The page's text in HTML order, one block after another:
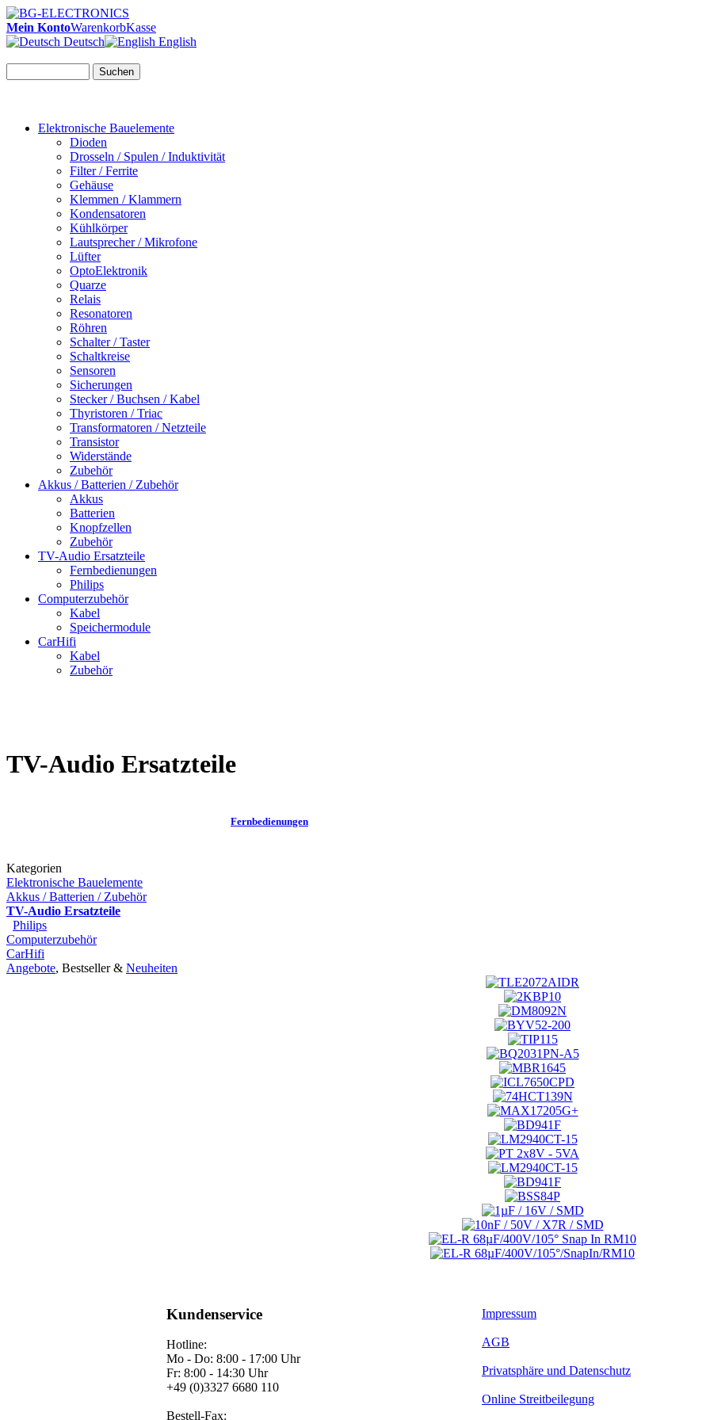
Mein KontoWarenkorbKasse
Deutsch
English
Suchen
Elektronische Bauelemente
Dioden
Drosseln / Spulen / Induktivität
Filter / Ferrite
Gehäuse
Klemmen / Klammern
Kondensatoren
Kühlkörper
Lautsprecher / Mikrofone
Lüfter
OptoElektronik
Quarze
Relais
Resonatoren
Röhren
Schalter / Taster
Schaltkreise
Sensoren
Sicherungen
Stecker / Buchsen / Kabel
Thyristoren / Triac
Transformatoren / Netzteile
Transistor
Widerstände
Zubehör
Akkus / Batterien / Zubehör
Akkus
Batterien
Knopfzellen
Zubehör
TV-Audio Ersatzteile
Fernbedienungen
Philips
Computerzubehör
Kabel
Speichermodule
CarHifi
Kabel
Zubehör
TV-Audio Ersatzteile
Fernbedienungen
Kategorien
Elektronische Bauelemente
Akkus / Batterien / Zubehör
TV-Audio Ersatzteile
Philips
Computerzubehör
CarHifi
Angebote, Bestseller & Neuheiten
Kundenservice
Hotline:
Mo - Do: 8:00 - 17:00 Uhr
Fr: 8:00 - 14:30 Uhr
+49 (0)3327 6680 110
Bestell-Fax:
Impressum
AGB
Privatsphäre und Datenschutz
Online Streitbeilegung